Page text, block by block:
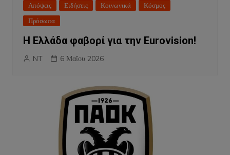
Απόψεις Ειδήσεις Κοινωνικά
Κόσμος
Πρόσωπα
Η Ελλάδα φαβορί για την Eurovision!
NT 6 Μαΐου 2026